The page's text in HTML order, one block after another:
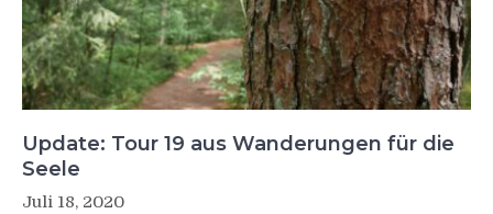
Update: Tour 19 aus Wanderungen für die
Seele
Juli 18, 2020